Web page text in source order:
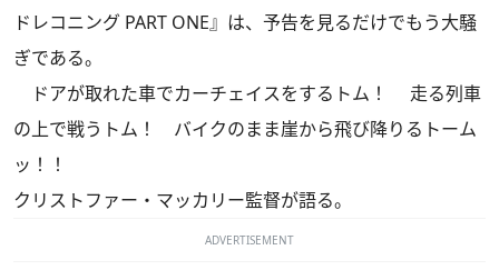
ドレコニング PART ONE』は、予告を見るだけでもう大騒
ぎである。
ドアが取れた車でカーチェイスをするトム！ 走る列車
の上で戦うトム！ バイクのまま崖から飛び降りるトーム
ッ！！
クリストファー・マッカリー監督が語る。
ADVERTISEMENT